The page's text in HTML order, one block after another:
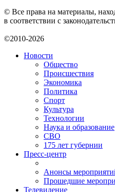
© Все права на материалы,
в соответствии с
©2010-2026
Новости
Общество
Происшествия
Экономика
Политика
Спорт
Культура
Технологии
Наука и образование
СВО
175 лет губернии
Пресс-центр
Анонсы
Прошедшие
Телевидение